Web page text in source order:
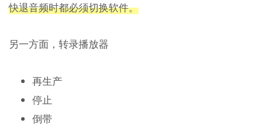
快退音频时都必须切换软件。
另一方面，转录播放器
再生产
停止
倒带